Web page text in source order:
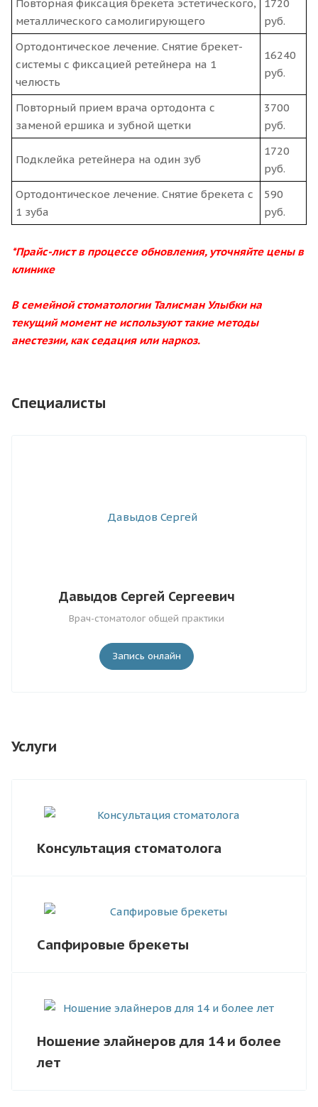
Повторная фиксация брекета эстетического,
металлического самолигирующего
1720
руб.
Ортодонтическое лечение. Снятие брекет-
системы с фиксацией ретейнера на 1
челюсть
16240
руб.
Повторный прием врача ортодонта с
заменой ершика и зубной щетки
3700
руб.
Подклейка ретейнера на один зуб
1720
руб.
Ортодонтическое лечение. Снятие брекета с
1 зуба
590
руб.
*Прайс-лист в процессе обновления, уточняйте цены в
клинике
В семейной стоматологии Талисман Улыбки на
текущий момент не используют такие методы
анестезии, как седация или наркоз.
Специалисты
Давыдов Сергей Сергеевич
Врач-стоматолог общей практики
Запись онлайн
Услуги
Консультация стоматолога
Сапфировые брекеты
Ношение элайнеров для 14 и более
лет